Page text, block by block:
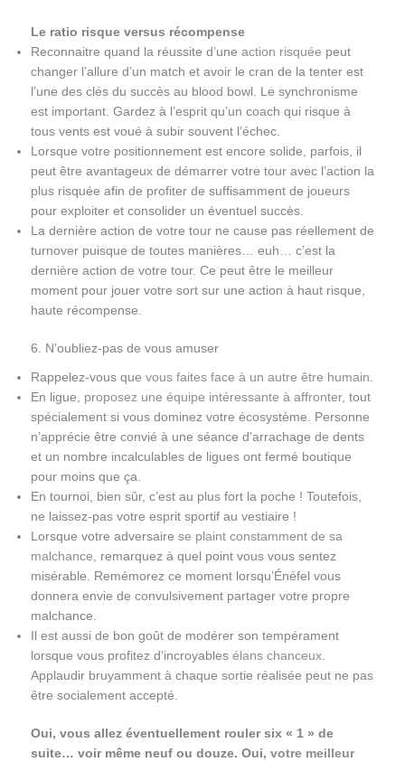
Le ratio risque versus récompense
Reconnaitre quand la réussite d’une action risquée peut
changer l’allure d’un match et avoir le cran de la tenter est
l’une des clés du succès au blood bowl. Le synchronisme
est important. Gardez à l’esprit qu’un coach qui risque à
tous vents est voué à subir souvent l’échec.
Lorsque votre positionnement est encore solide, parfois, il
peut être avantageux de démarrer votre tour avec l’action la
plus risquée afin de profiter de suffisamment de joueurs
pour exploiter et consolider un éventuel succès.
La dernière action de votre tour ne cause pas réellement de
turnover puisque de toutes manières… euh… c’est la
dernière action de votre tour. Ce peut être le meilleur
moment pour jouer votre sort sur une action à haut risque,
haute récompense.
6. N’oubliez-pas de vous amuser
Rappelez-vous que vous faites face à un autre être humain
En ligue, proposez une équipe intéressante à affronter, tout
spécialement si vous dominez votre écosystème. Personne
n’apprécie être convié à une séance d’arrachage de dents
et un nombre incalculables de ligues ont fermé boutique
pour moins que ça.
En tournoi, bien sûr, c’est au plus fort la poche ! Toutefois,
ne laissez-pas votre esprit sportif au vestiaire !
Lorsque votre adversaire se plaint constamment de sa
malchance , remarquez à quel point vous vous sentez
misérable. Remémorez ce moment lorsqu’Énéfel vous
donnera envie de convulsivement partager votre propre
malchance.
Il est aussi de bon goût de modérer son tempérament
lorsque vous profitez d’incroyables élans chanceux.
Applaudir bruyamment à chaque sortie réalisée peut ne pas
être socialement accepté.
Oui, vous allez éventuellement rouler six « 1 » de
suite… voir même neuf ou douze. Oui, votre meilleur